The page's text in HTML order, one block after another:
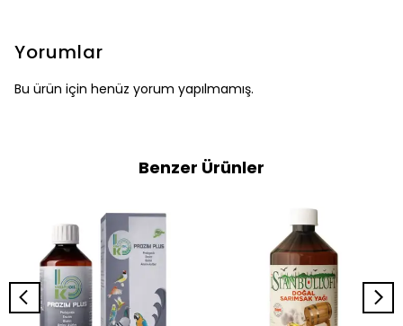
Yorumlar
Bu ürün için henüz yorum yapılmamış.
Benzer Ürünler